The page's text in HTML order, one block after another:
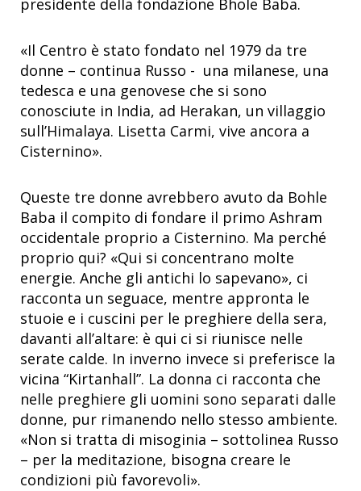
presidente della fondazione Bhole Baba.
«Il Centro è stato fondato nel 1979 da tre
donne – continua Russo - una milanese, una
tedesca e una genovese che si sono
conosciute in India, ad Herakan, un villaggio
sull’Himalaya. Lisetta Carmi, vive ancora a
Cisternino».
Queste tre donne avrebbero avuto da Bohle
Baba il compito di fondare il primo Ashram
occidentale proprio a Cisternino. Ma perché
proprio qui? «Qui si concentrano molte
energie. Anche gli antichi lo sapevano», ci
racconta un seguace, mentre appronta le
stuoie e i cuscini per le preghiere della sera,
davanti all’altare: è qui ci si riunisce nelle
serate calde. In inverno invece si preferisce la
vicina “Kirtanhall”. La donna ci racconta che
nelle preghiere gli uomini sono separati dalle
donne, pur rimanendo nello stesso ambiente.
«Non si tratta di misoginia – sottolinea Russo
– per la meditazione, bisogna creare le
condizioni più favorevoli».